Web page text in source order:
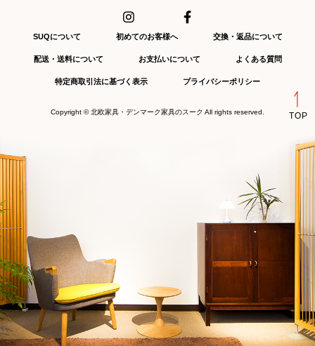
SUQについて 初めてのお客様へ 交換・返品について
配送・送料について お支払いについて よくある質問
特定商取引法に基づく表示 プライバシーポリシー
Copyright ©北欧家具・デンマーク家具のスーク All rights reserved.